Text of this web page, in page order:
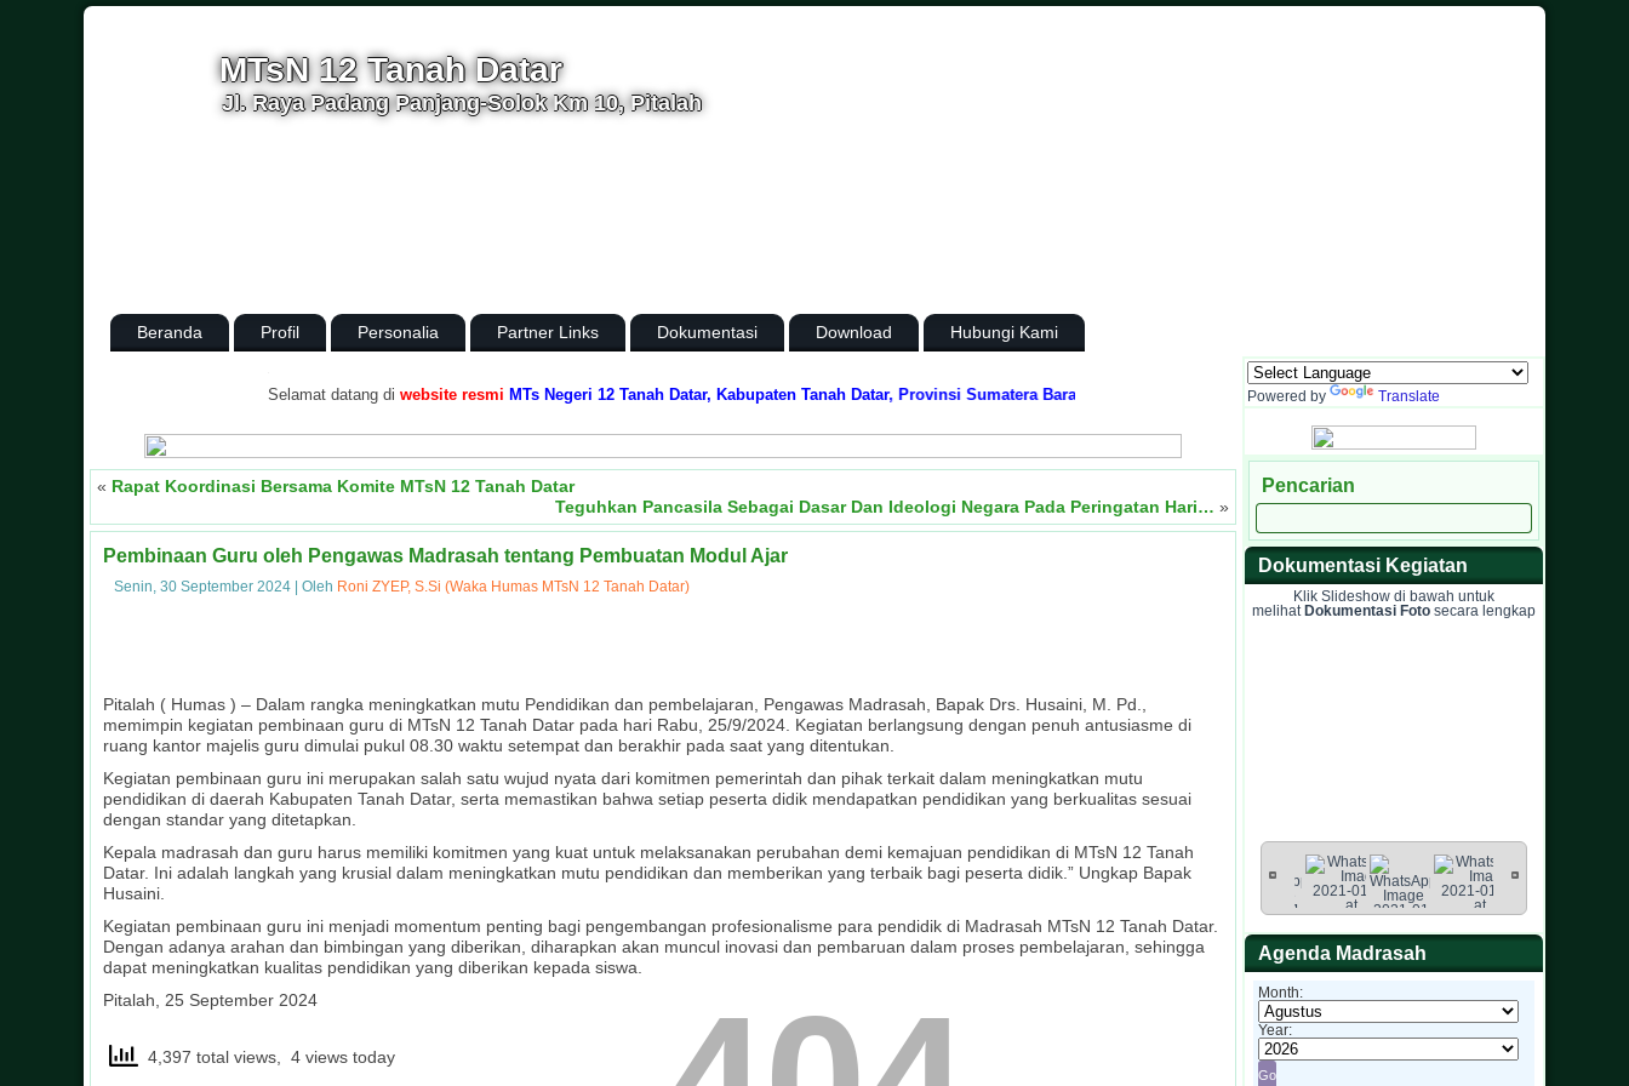
MTsN 12 Tanah Datar
Jl. Raya Padang Panjang-Solok Km 10, Pitalah
Beranda Profil Personalia Partner Links Dokumentasi Download Hubungi Kami
Selamat datang diwebsite resmi MTs Negeri 12 Tanah Datar, Kabupaten Tanah Datar, Provinsi Sumatera Barat Media Informasi dan Sarana Komunikasi Antara Sekolah dengan Masyarakat
« Rapat Koordinasi Bersama Komite MTsN 12 Tanah Datar
Teguhkan Pancasila Sebagai Dasar Dan Ideologi Negara Pada Peringatan Hari… »
Pembinaan Guru oleh Pengawas Madrasah tentang Pembuatan Modul Ajar
Senin, 30 September 2024 Oleh Roni ZYEP, S.Si (Waka Humas MTsN 12 Tanah Datar)
Pitalah ( Humas ) – Dalam rangka meningkatkan mutu Pendidikan dan pembelajaran, Pengawas Madrasah, Bapak Drs. Husaini, M. Pd.,
memimpin kegiatan pembinaan guru di MTsN 12 Tanah Datar pada hari Rabu, 25/9/2024. Kegiatan berlangsung dengan penuh antusiasme di
ruang kantor majelis guru dimulai pukul 08.30 waktu setempat dan berakhir pada saat yang ditentukan.
Kegiatan pembinaan guru ini merupakan salah satu wujud nyata dari komitmen pemerintah dan pihak terkait dalam meningkatkan mutu
pendidikan di daerah Kabupaten Tanah Datar, serta memastikan bahwa setiap peserta didik mendapatkan pendidikan yang berkualitas sesuai
dengan standar yang ditetapkan.
Kepala madrasah dan guru harus memiliki komitmen yang kuat untuk melaksanakan perubahan demi kemajuan pendidikan di MTsN 12 Tanah
Datar. Ini adalah langkah yang krusial dalam meningkatkan mutu pendidikan dan memberikan yang terbaik bagi peserta didik.” Ungkap Bapak
Husaini.
Kegiatan pembinaan guru ini menjadi momentum penting bagi pengembangan profesionalisme para pendidik di Madrasah MTsN 12 Tanah Datar.
Dengan adanya arahan dan bimbingan yang diberikan, diharapkan akan muncul inovasi dan pembaruan dalam proses pembelajaran, sehingga
dapat meningkatkan kualitas pendidikan yang diberikan kepada siswa.
Pitalah, 25 September 2024
4,397 total views, 4 views today
Powered by Translate
Pencarian
Dokumentasi Kegiatan
Klik Slideshow di bawah untuk
melihat Dokumentasi Foto secara lengkap
Agenda Madrasah
Month:
Year: